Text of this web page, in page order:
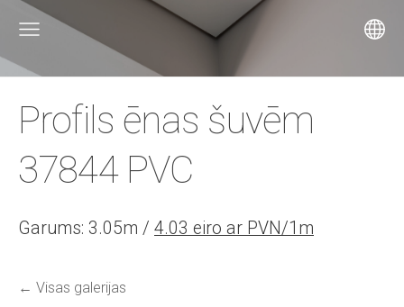
Profils ēnas šuvēm
37844 PVC
Garums: 3.05m / 4.03 eiro ar PVN/1m
Visas galerijas